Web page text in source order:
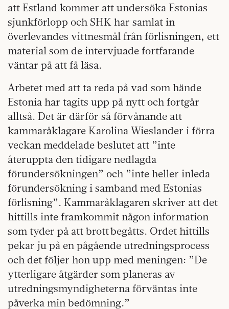
att Estland kommer att undersöka Estonias
sjunkförlopp och SHK har samlat in
överlevandes vittnesmål från förlisningen, ett
material som de intervjuade fortfarande
väntar på att få läsa.
Arbetet med att ta reda på vad som hände
Estonia har tagits upp på nytt och fortgår
alltså. Det är därför så förvånande att
kammaråklagare Karolina Wieslander i förra
veckan meddelade beslutet att ”inte
återuppta den tidigare nedlagda
förundersökningen” och ”inte heller inleda
förundersökning i samband med Estonias
förlisning”. Kammaråklagaren skriver att det
hittills inte framkommit någon information
som tyder på att brott begåtts. Ordet hittills
pekar ju på en pågående utredningsprocess
och det följer hon upp med meningen: ”De
ytterligare åtgärder som planeras av
utredningsmyndigheterna förväntas inte
påverka min bedömning.”